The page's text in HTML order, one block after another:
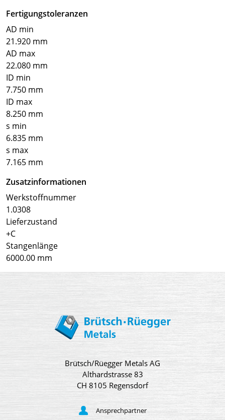
Fertigungstoleranzen
AD min
21.920 mm
AD max
22.080 mm
ID min
7.750 mm
ID max
8.250 mm
s min
6.835 mm
s max
7.165 mm
Zusatzinformationen
Werkstoffnummer
1.0308
Lieferzustand
+C
Stangenlänge
6000.00 mm
Brütsch/Rüegger Metals AG
Althardstrasse 83
CH 8105 Regensdorf
Ansprechpartner